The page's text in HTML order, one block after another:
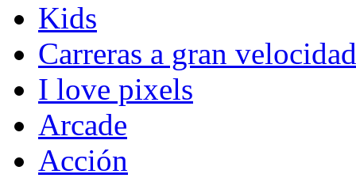
Kids
Carreras a gran velocidad
I love pixels
Arcade
Acción